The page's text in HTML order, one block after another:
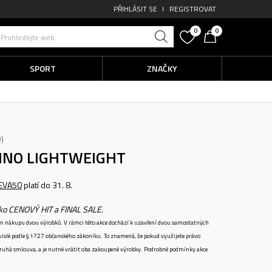
PŘIHLÁSIT SE REGISTROVAT
Prohledejte web
0 0
SPORT ZNAČKY
LIGHTWEIGHT
platí do 31. 8.
HIT a FINAL SALE.
nákupu dvou výrobků. V rámci této akce dochází k uzavření dvou samostatných
podle § 1727 občanského zákoníku. To znamená, že pokud využijete právo
smlouva, a je nutné vrátit oba zakoupené výrobky. Podrobné podmínky akce